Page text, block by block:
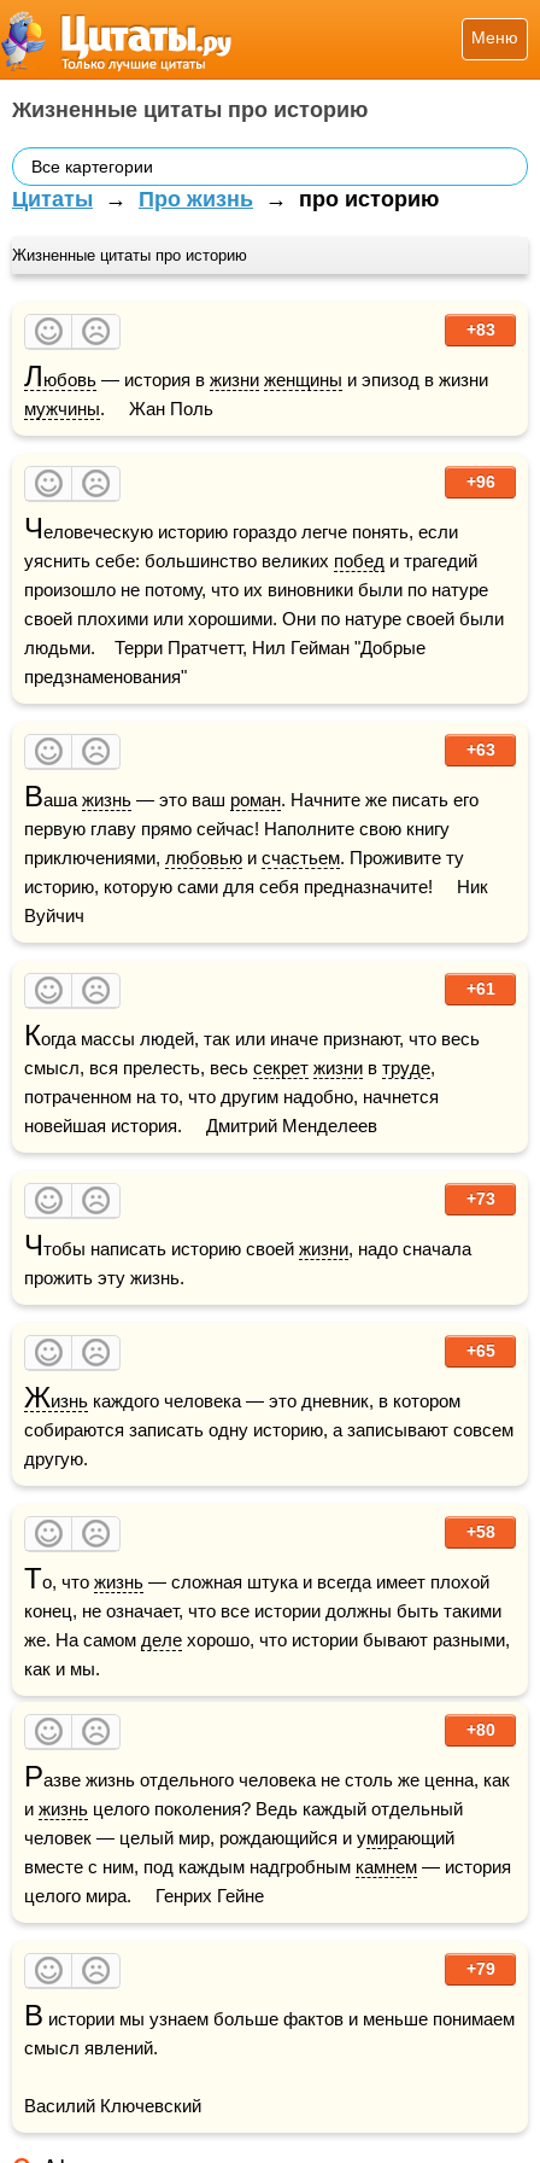
Меню
Жизненные цитаты про историю
Все картегории
Цитаты → Про жизнь → про историю
Жизненные цитаты про историю
+83
Любовь — история в жизни женщины
мужчины.     Жан Поль
+96
Человеческую историю гораздо легче понять, если
уяснить себе: большинство великих побед и трагедий
произошло не потому, что их виновники были по натуре
своей плохими или хорошими. Они по натуре своей были
людьми.    Терри Пратчетт, Нил Гейман "Добрые
предзнаменования"
+63
Ваша жизнь — это ваш роман. Начните же писать его
первую главу прямо сейчас! Наполните свою книгу
приключениями, любовью и счастьем. Проживите ту
историю, которую сами для себя предназначите!     Ник
Вуйчич
+61
Когда массы людей, так или иначе признают, что весь
смысл, вся прелесть, весь секрет жизни в труде,
потраченном на то, что другим надобно, начнется
новейшая история.     Дмитрий Менделеев
+73
Чтобы написать историю своей жизни, надо сначала
прожить эту жизнь.
+65
Жизнь каждого человека — это дневник, в котором
собираются записать одну историю, а записывают совсем
другую.
+58
То, что жизнь — сложная штука и всегда имеет плохой
конец, не означает, что все истории должны быть такими
же. На самом деле хорошо, что истории бывают разными,
как и мы.
+80
Разве жизнь отдельного человека не столь же ценна, как
и жизнь целого поколения? Ведь каждый отдельный
человек — целый мир, рождающийся и умирающий
вместе с ним, под каждым надгробным камнем — история
целого мира.     Генрих Гейне
+79
В истории мы узнаем больше фактов и меньше понимаем
смысл явлений.
Василий Ключевский